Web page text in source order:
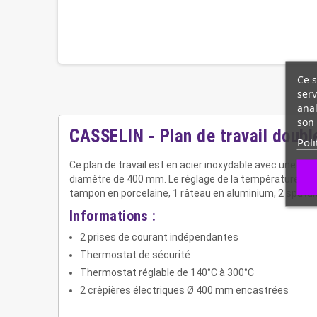
CASSELIN - Plan de travail
Ce plan de travail est en acier inoxydable avec une
diamètre de 400 mm. Le réglage de la température
tampon en porcelaine, 1 râteau en aluminium, 2
Informations :
2 prises de courant indépendantes
Thermostat de sécurité
Thermostat réglable de 140°C à 300°C
2 crêpières électriques Ø 400 mm encastrées
Ce
son